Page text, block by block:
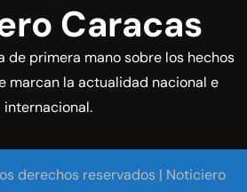
Caracas
de primera mano sobre los hechos
marcan la actualidad nacional e
internacional.
derechos reservados | Noticiero